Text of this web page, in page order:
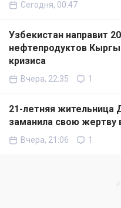
Сегодня, 00:47
Узбекистан направит
нефтепродуктов
кризиса
Вчера, 22:35 1
21-летняя жительница
заманила свою жертву
Вчера, 21:06 1